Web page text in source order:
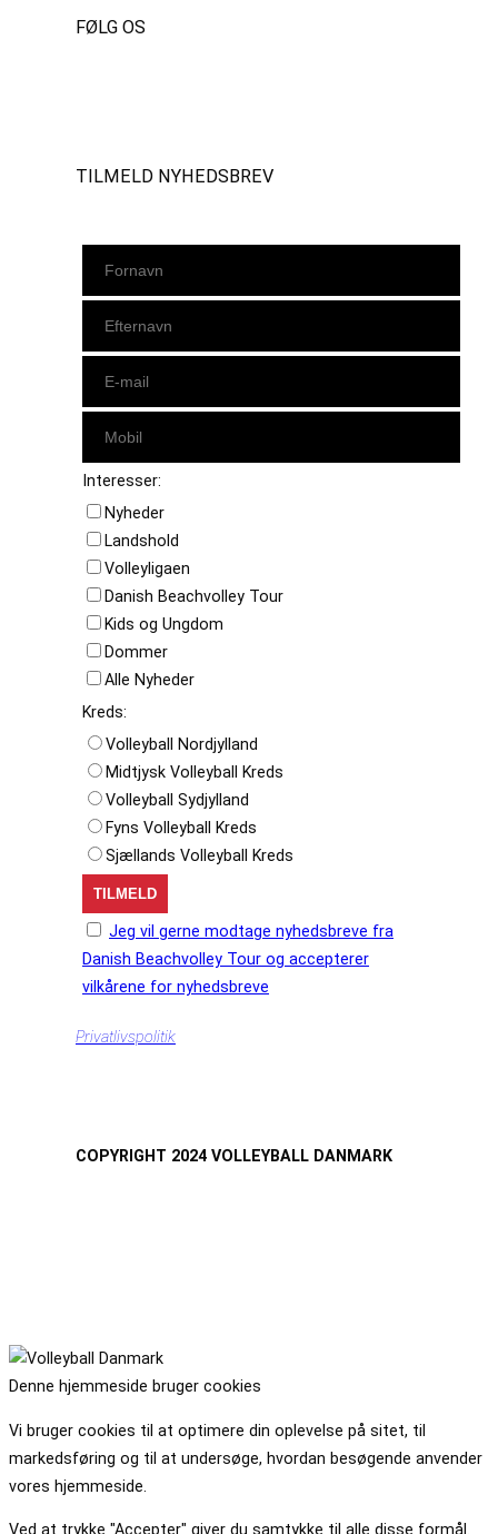
FØLG OS
TILMELD NYHEDSBREV
Interesser:
Nyheder
Landshold
Volleyligaen
Danish Beachvolley Tour
Kids og Ungdom
Dommer
Alle Nyheder
Kreds:
Volleyball Nordjylland
Midtjysk Volleyball Kreds
Volleyball Sydjylland
Fyns Volleyball Kreds
Sjællands Volleyball Kreds
Jeg vil gerne modtage nyhedsbreve fra
Danish Beachvolley Tour og accepterer
vilkårene for nyhedsbreve
Privatlivspolitik
COPYRIGHT 2024 VOLLEYBALL DANMARK
Denne hjemmeside bruger cookies
Vi bruger cookies til at optimere din oplevelse på sitet, til
markedsføring og til at undersøge, hvordan besøgende anvender
vores hjemmeside.
Ved at trykke "Accepter" giver du samtykke til alle disse formål.